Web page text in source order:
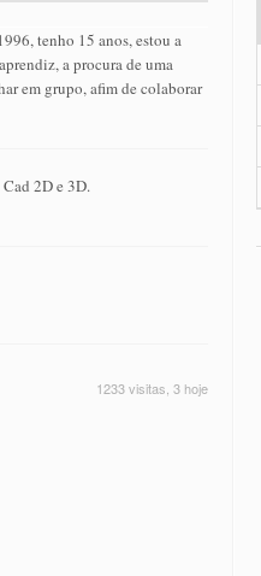
tenho 15 anos, estou a
a procura de uma
em grupo, afim de colaborar
2D e 3D.
1233 visitas, 3 hoje